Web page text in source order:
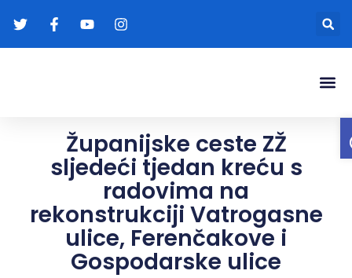
Županijske ceste ZŽ
sljedeći tjedan kreću s
radovima na
rekonstrukciji Vatrogasne
ulice, Ferenčakove i
Gospodarske ulice